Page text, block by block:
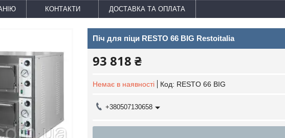
КОНТАКТИ ДОСТАВКА ТА ОПЛАТА
Піч для піци RESTO 66 BIG Restoitalia
93 818 ₴
Немає в наявності Код: RESTO 66 BIG
+380507130658